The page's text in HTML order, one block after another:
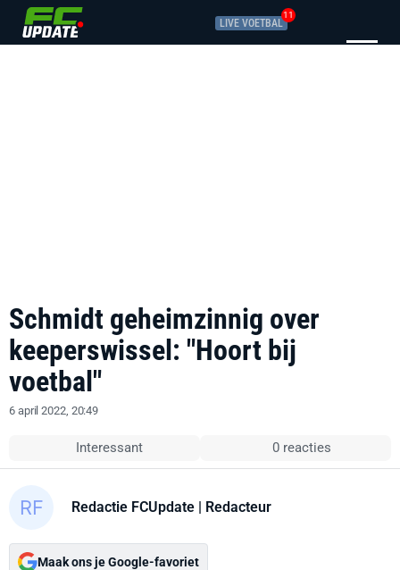
LIVE VOETBAL
11
Schmidt geheimzinnig over
keeperswissel: "Hoort bij
voetbal"
6 april 2022, 20:49
Interessant 0 reacties
Redactie FCUpdate | Redacteur
Maak ons je Google-favoriet